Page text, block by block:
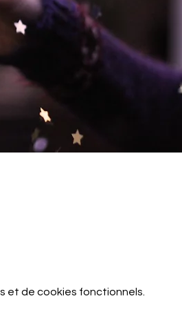
et de cookies fonctionnels.